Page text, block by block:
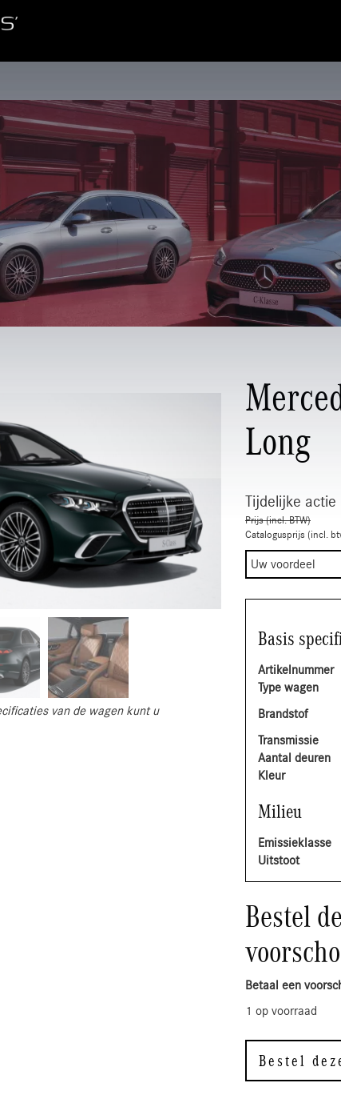
van de wagen kunt u
Long
Tijdelijke actie
Prijs (incl. BTW)
Catalogusprijs (incl.
Uw voordeel
Basis
Artikelnummer
Type wagen
Brandstof
Transmissie
Aantal deuren
Kleur
Milieu
Emissieklasse
Uitstoot
Bestel
Betaal een
1 op voorraad
Bestel